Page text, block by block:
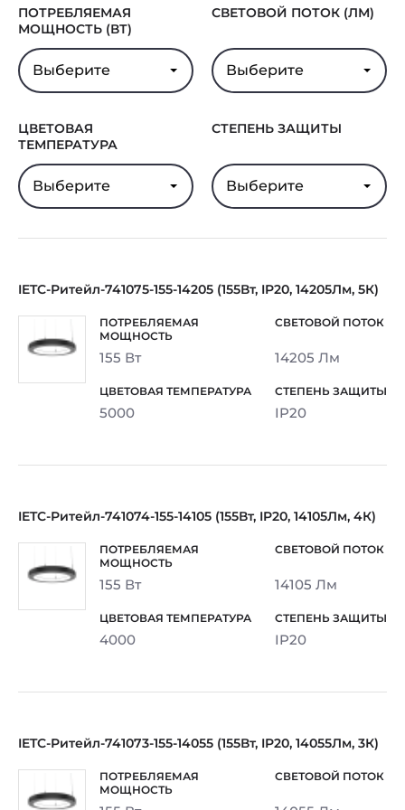
ПОТРЕБЛЯЕМАЯ
МОЩНОСТЬ (ВТ)
Выберите
СВЕТОВОЙ ПОТОК (ЛМ)
Выберите
ЦВЕТОВАЯ
ТЕМПЕРАТУРА
Выберите
СТЕПЕНЬ ЗАЩИТЫ
Выберите
IETC-Ритейл-741075-155-14205 (155Вт, IP20, 14205Лм, 5К)
155 Вт 14205 Лм
5000 IP20
IETC-Ритейл-741074-155-14105 (155Вт, IP20, 14105Лм, 4К)
155 Вт 14105 Лм
4000 IP20
IETC-Ритейл-741073-155-14055 (155Вт, IP20, 14055Лм, 3К)